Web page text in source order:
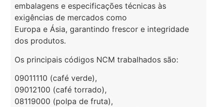
embalagens e especificações técnicas às
exigências de mercados como
Europa e Ásia, garantindo frescor e integridade
dos produtos.
Os principais códigos NCM trabalhados são:
09011110 (café verde),
09012100 (café torrado),
08119000 (polpa de fruta),